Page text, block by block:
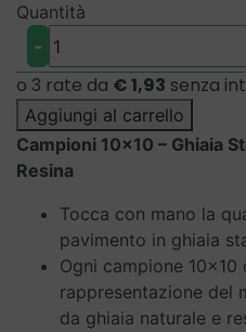
Quantità
Campioni
10x10
–
Ghiaia
Stabilizzata
Drenante
Resina
quantità
-
Aggiungi al carrello
Campioni 10x10 – Ghiaia
Resina
Tocca con mano la
pavimento in ghiaia
Ogni campione 10x10
rappresentazione del
da ghiaia naturale e